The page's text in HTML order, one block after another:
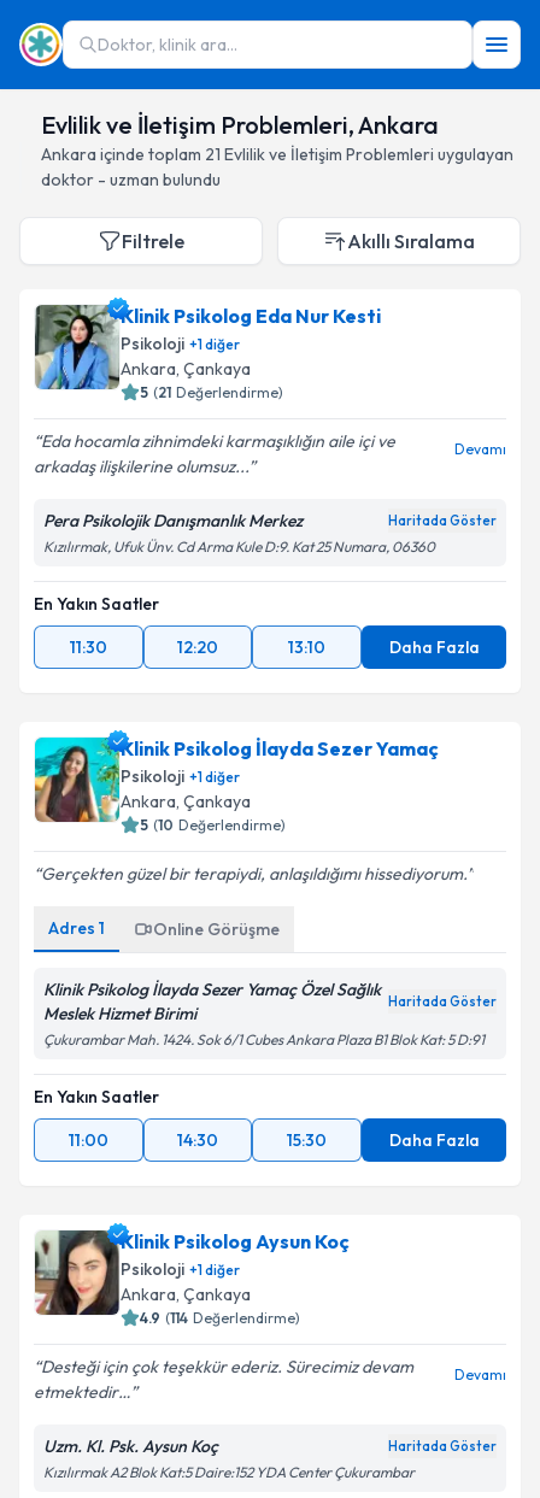
Doktor, klinik ara...
Evlilik ve İletişim Problemleri, Ankara
Ankara içinde toplam 21 Evlilik ve İletişim Problemleri uygulayan
doktor - uzman bulundu
Filtrele Akıllı Sıralama
Klinik Psikolog Eda Nur Kesti
Psikoloji +1diğer
Ankara, Çankaya
5 (21 Değerlendirme)
Eda hocamla zihnimdeki karmaşıklığın aile içi ve
arkadaş ilişkilerine olumsuz...
Devamı
Pera Psikolojik Danışmanlık Merkez Haritada Göster
Kızılırmak, Ufuk Ünv. Cd Arma Kule D:9. Kat 25 Numara, 06360
En Yakın Saatler
11:30
12:20 13:10 Daha Fazla
Klinik Psikolog İlayda Sezer Yamaç
Psikoloji +1diğer
Ankara, Çankaya
5 (10 Değerlendirme)
Gerçekten güzel bir terapiydi, anlaşıldığımı hissediyorum.
Adres 1 Online Görüşme
Klinik Psikolog İlayda Sezer Yamaç Özel Sağlık
Meslek Hizmet Birimi
Haritada Göster
Çukurambar Mah. 1424. Sok 6/1 Cubes Ankara Plaza B1 Blok Kat: 5 D:91
En Yakın Saatler
11:00
14:30 15:30 Daha Fazla
Klinik Psikolog Aysun Koç
Psikoloji +1diğer
Ankara, Çankaya
4.9 (114 Değerlendirme)
Desteği için çok teşekkür ederiz. Sürecimiz devam
etmektedir…
Devamı
Uzm. Kl. Psk. Aysun Koç Haritada Göster
Kızılırmak A2 Blok Kat:5 Daire:152 YDA Center Çukurambar